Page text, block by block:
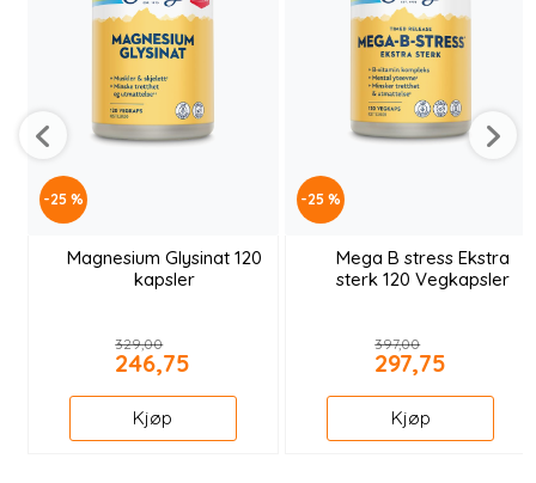
-25 %
Magnesium Glysinat 120
kapsler
329,00
246,75
Kjøp
-25 %
Mega B stress Ekstra
sterk 120 Vegkapsler
397,00
297,75
Kjøp